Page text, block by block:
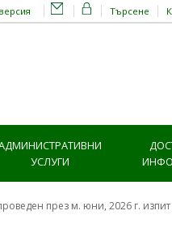
Търсене
УСЛУГИ
през м. юни, 2026 г.